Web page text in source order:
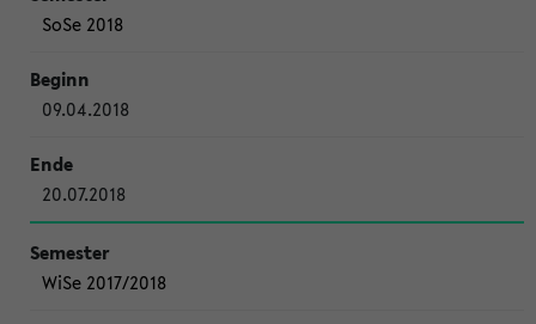
SoSe 2018
09.04.2018
20.07.2018
WiSe 2017/2018